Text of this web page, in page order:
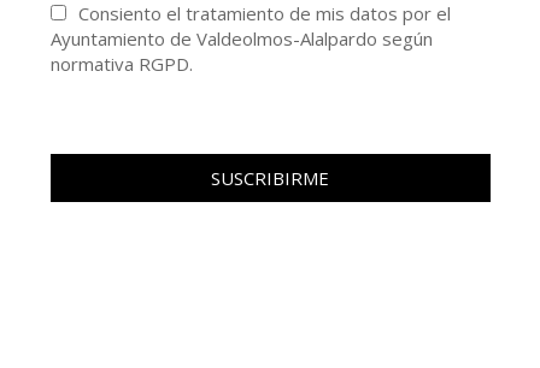
Consiento el tratamiento de mis datos por el
Ayuntamiento de Valdeolmos-Alalpardo según
normativa RGPD.